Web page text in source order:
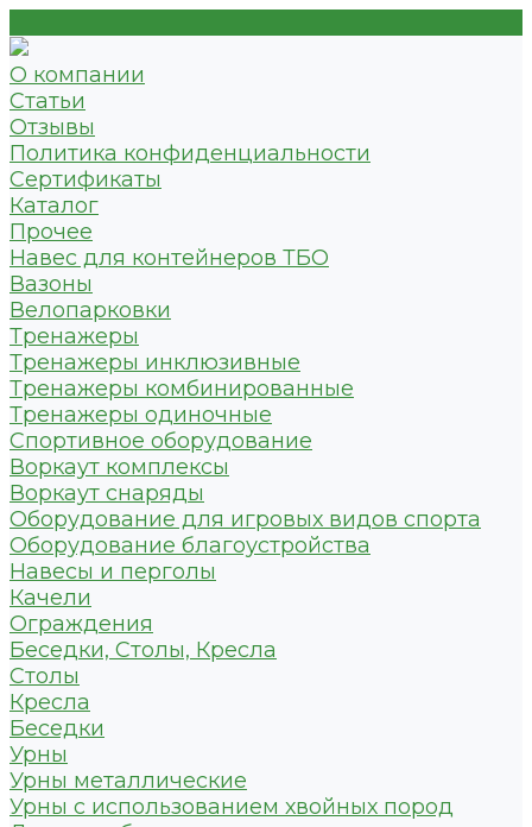
О компании
Статьи
Отзывы
Политика конфиденциальности
Сертификаты
Каталог
Прочее
Навес для контейнеров ТБО
Вазоны
Велопарковки
Тренажеры
Тренажеры инклюзивные
Тренажеры комбинированные
Тренажеры одиночные
Спортивное оборудование
Воркаут комплексы
Воркаут снаряды
Оборудование для игровых видов спорта
Оборудование благоустройства
Навесы и перголы
Качели
Ограждения
Беседки, Столы, Кресла
Столы
Кресла
Беседки
Урны
Урны металлические
Урны с использованием хвойных пород